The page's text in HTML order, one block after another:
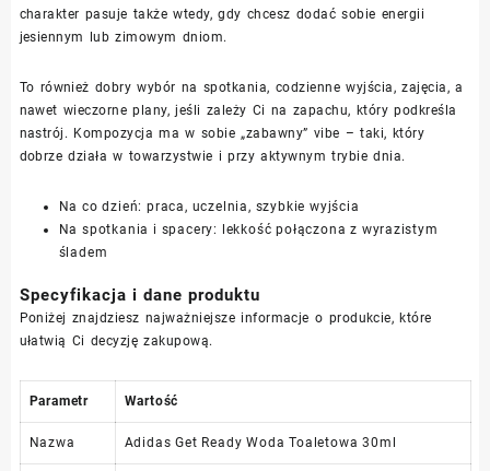
charakter pasuje także wtedy, gdy chcesz dodać sobie energii
jesiennym lub zimowym dniom.
To również dobry wybór na spotkania, codzienne wyjścia, zajęcia, a
nawet wieczorne plany, jeśli zależy Ci na zapachu, który podkreśla
nastrój. Kompozycja ma w sobie „zabawny” vibe – taki, który
dobrze działa w towarzystwie i przy aktywnym trybie dnia.
Na co dzień: praca, uczelnia, szybkie wyjścia
Na spotkania i spacery: lekkość połączona z wyrazistym
śladem
Specyfikacja i dane produktu
Poniżej znajdziesz najważniejsze informacje o produkcie, które
ułatwią Ci decyzję zakupową.
Parametr Wartość
Nazwa Adidas Get Ready Woda Toaletowa 30ml